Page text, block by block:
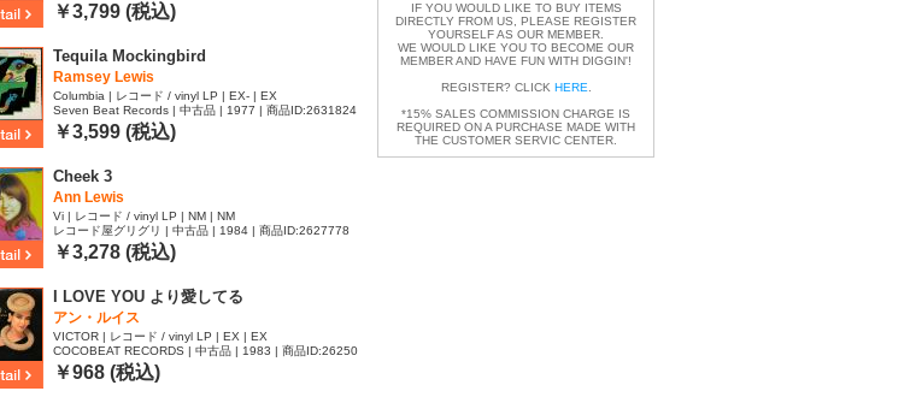
￥3,799 (税込)
Tequila Mockingbird
Ramsey Lewis
Columbia | レコード / vinyl LP | EX- | EX
Seven Beat Records | 中古品 | 1977 | 商品ID:2631824
￥3,599 (税込)
Cheek 3
Ann Lewis
Vi | レコード / vinyl LP | NM | NM
レコード屋グリグリ | 中古品 | 1984 | 商品ID:2627778
￥3,278 (税込)
I LOVE YOU より愛してる
アン・ルイス
VICTOR | レコード / vinyl LP | EX | EX
COCOBEAT RECORDS | 中古品 | 1983 | 商品ID:26250
83
￥968 (税込)
IF YOU WOULD LIKE TO BUY ITEMS
DIRECTLY FROM US, PLEASE REGISTER
YOURSELF AS OUR MEMBER.
WE WOULD LIKE YOU TO BECOME OUR
MEMBER AND HAVE FUN WITH DIGGIN'!
REGISTER? CLICK HERE
*15% SALES COMMISSION CHARGE IS
REQUIRED ON A PURCHASE MADE WITH
THE CUSTOMER SERVIC CENTER.